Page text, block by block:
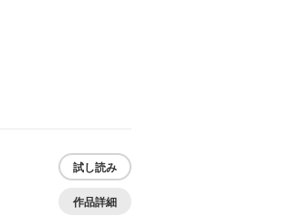
試し読み
作品詳細